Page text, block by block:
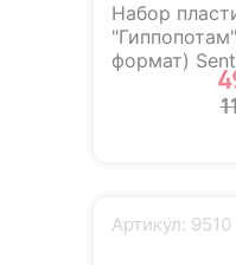
Набор
формат)
Артикул: 9510